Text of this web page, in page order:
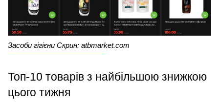
Засоби гігієни Скрин: atbmarket.com
Топ-10 товарів з найбільшою знижкою
цього тижня